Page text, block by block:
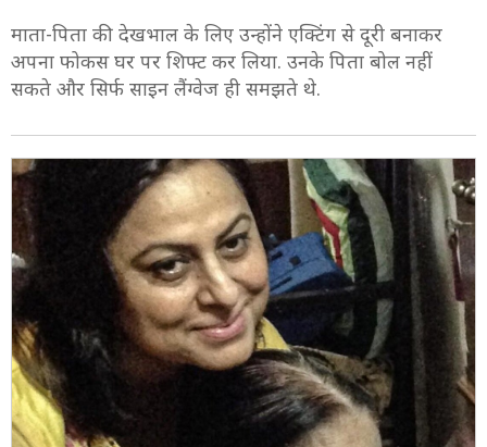
माता-पिता की देखभाल के लिए उन्होंने एक्टिंग से दूरी बनाकर
अपना फोकस घर पर शिफ्ट कर लिया. उनके पिता बोल नहीं
सकते और सिर्फ साइन लैंग्वेज ही समझते थे.